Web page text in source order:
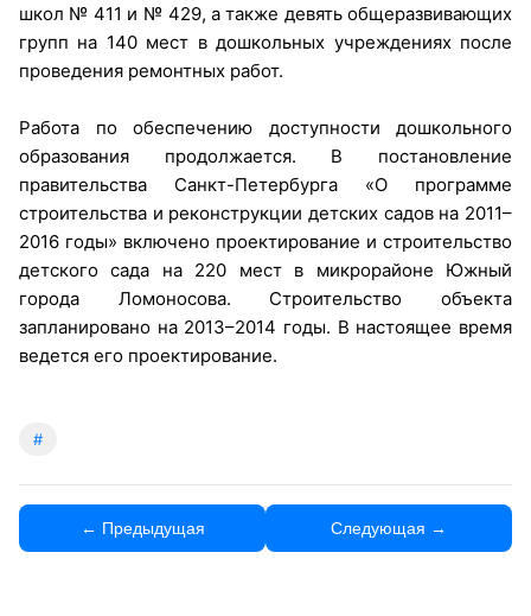
школ № 411 и № 429, а также девять общеразвивающих
групп на 140 мест в дошкольных учреждениях после
проведения ремонтных работ.
Работа по обеспечению доступности дошкольного
образования продолжается. В постановление
правительства Санкт-Петербурга «О программе
строительства и реконструкции детских садов на 2011–
2016 годы» включено проектирование и строительство
детского сада на 220 мест в микрорайоне Южный
города Ломоносова. Строительство объекта
запланировано на 2013–2014 годы. В настоящее время
ведется его проектирование.
#
← Предыдущая Следующая →